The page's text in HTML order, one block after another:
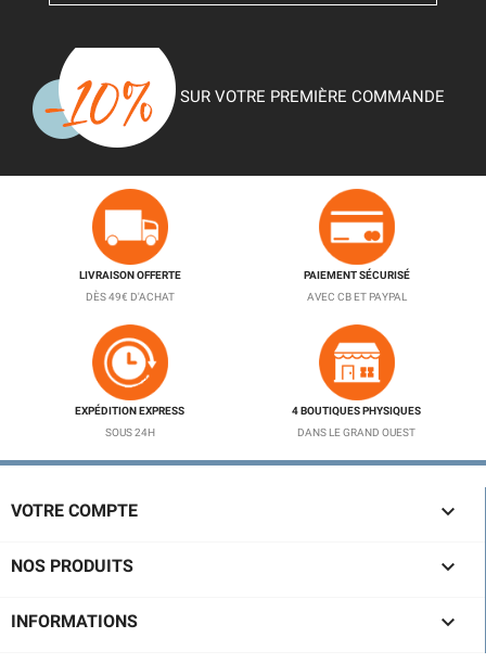
SUR VOTRE PREMIÈRE COMMANDE
LIVRAISON OFFERTE
DÈS 49€ D'ACHAT
PAIEMENT SÉCURISÉ
AVEC CB ET PAYPAL
EXPÉDITION EXPRESS
SOUS 24H
4 BOUTIQUES PHYSIQUES
DANS LE GRAND OUEST
VOTRE COMPTE 
NOS PRODUITS 
INFORMATIONS 